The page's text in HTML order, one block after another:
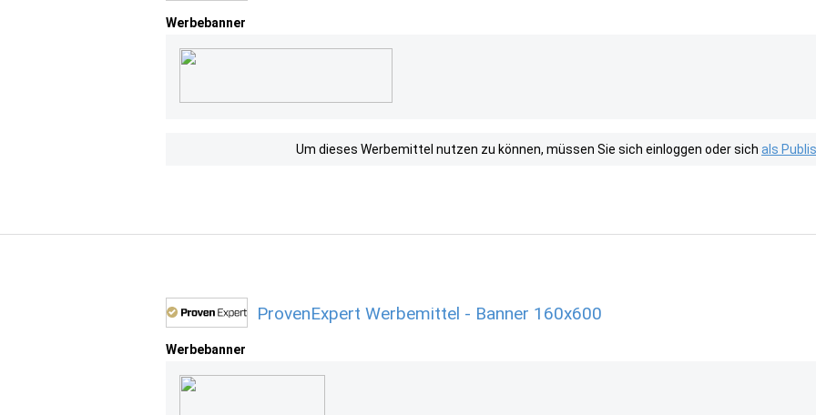
Werbebanner
Um dieses Werbemittel nutzen zu können, müssen Sie sich einloggen oder sich als
ProvenExpert Werbemittel - Banner 160x600
Werbebanner